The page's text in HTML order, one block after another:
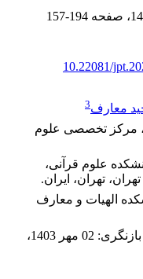
، صفحه 157-194
10.22081/
معارف3
تطبیقی، مرکز تخصصی علوم
علوم قرآنی،
تهران، ایران.
الهیات و معارف
بازنگری: 02 مهر 1403
،